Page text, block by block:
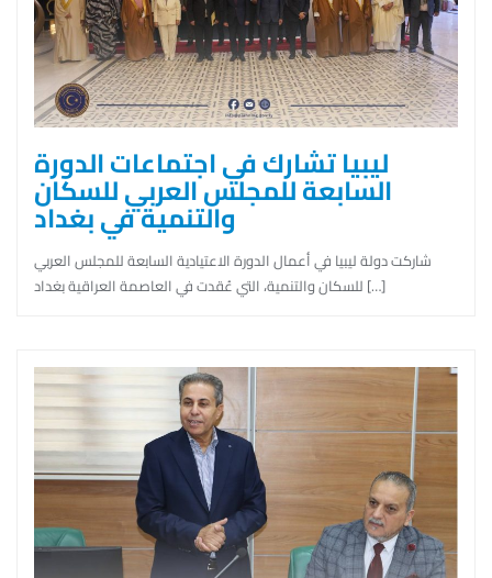
ليبيا تشارك في اجتماعات الدورة
السابعة للمجلس العربي للسكان
والتنمية في بغداد
شاركت دولة ليبيا في أعمال الدورة الاعتيادية السابعة للمجلس العربي
للسكان والتنمية، التي عُقدت في العاصمة العراقية بغداد […]